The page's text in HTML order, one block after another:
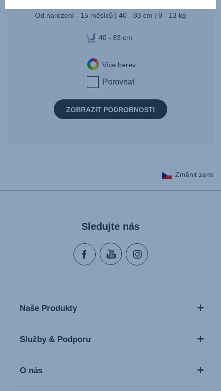
Od narození - 15 měsíců | 40 - 83 cm | 0 - 13 kg
40 - 83 cm
Více barev
Porovnat
ZOBRAZIT PODROBNOSTI
Změnit zemi
Sledujte nás
Naše Produkty
Služby & Podporu
O nás